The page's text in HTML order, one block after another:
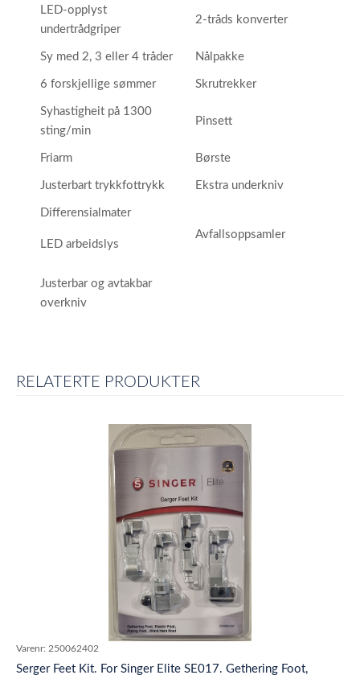
LED-opplyst
undertrådgriper
2-tråds konverter
Sy med 2, 3 eller 4 tråder Nålpakke
6 forskjellige sømmer Skrutrekker
Syhastigheit på 1300
sting/min
Pinsett
Friarm Børste
Justerbart trykkfottrykk Ekstra underkniv
Differensialmater
LED arbeidslys
Avfallsoppsamler
Justerbar og avtakbar
overkniv
RELATERTE PRODUKTER
Varenr: 250062402
Serger Feet Kit. For Singer Elite SE017. Gethering Foot,